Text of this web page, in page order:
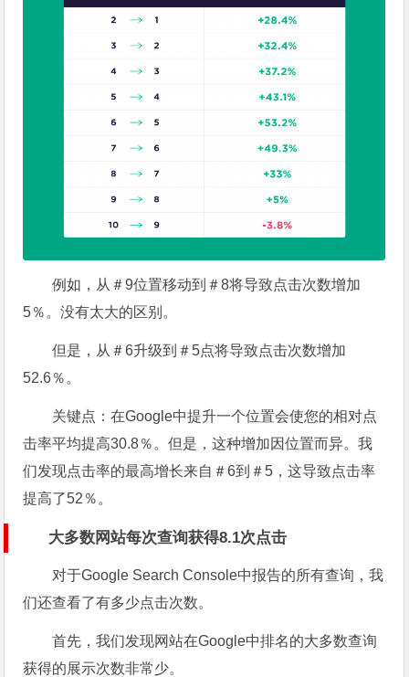
例如，从＃9位置移动到＃8将导致点击次数增加
5％。没有太大的区别。
但是， 从＃6升级到＃5点将导致点击次数增加
52.6％。
关键点：在Google中提升一个位置会使您的相对点
击率平均提高30.8％。但是，这种增加因位置而异。我
们发现点击率的最高增长来自＃6到＃5，这导致点击率
提高了52％。
大多数网站每次查询获得8.1次点击
对于Google Search Console中报告的所有查询，我
们还查看了有多少点击次数。
首先，我们发现网站在Google中排名的大多数查询
获得的展示次数非常少。